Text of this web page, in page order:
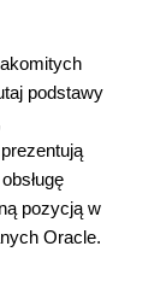
podstawy
pozycją w
Oracle.